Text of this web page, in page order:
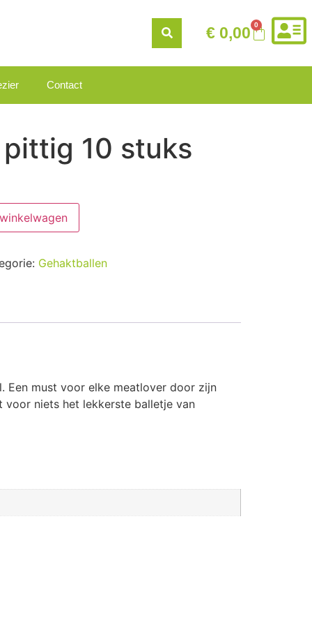
€ 0,00 0
Contact
10 stuks
Gehaktballen
Een must voor elke meatlover door zijn
voor niets het lekkerste balletje van